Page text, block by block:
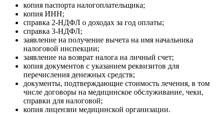
копия паспорта налогоплательщика;
копия ИНН;
справка 2-НДФЛ о доходах за год оплаты;
справка 3-НДФЛ;
заявление на получение вычета на имя начальника
налоговой инспекции;
заявление на возврат налога на личный счет;
копия документов с указанием реквизитов для
перечисления денежных средств;
документы, подтверждающие стоимость лечения, в том
числе договоры на медицинское обслуживание, чеки,
справки для налоговой;
копия лицензии медицинской организации.